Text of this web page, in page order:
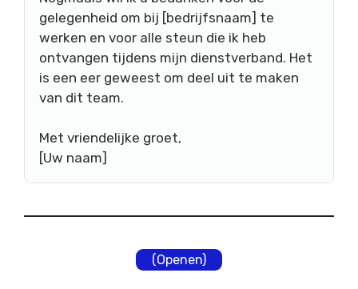
gelegenheid om bij [bedrijfsnaam] te
werken en voor alle steun die ik heb
ontvangen tijdens mijn dienstverband. Het
is een eer geweest om deel uit te maken
van dit team.
Met vriendelijke groet,
[Uw naam]
(Openen)